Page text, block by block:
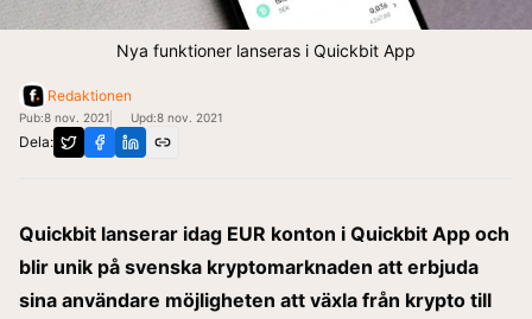
Nya funktioner lanseras i Quickbit App
Redaktionen
Pub:8 nov. 2021 Upd:8 nov. 2021
Dela:
Quickbit lanserar idag EUR konton i Quickbit App och
blir unik på svenska kryptomarknaden att erbjuda
sina användare möjligheten att växla från krypto till